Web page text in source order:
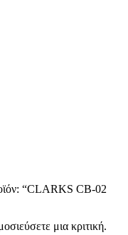
“CLARKS CB-02
μια κριτική.